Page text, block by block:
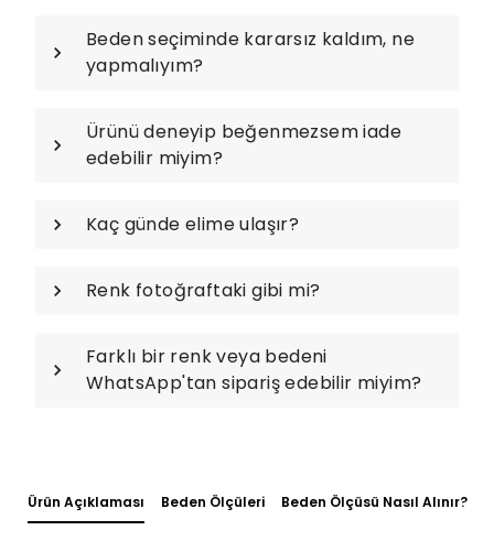
Beden seçiminde kararsız kaldım, ne
yapmalıyım?
Ürünü deneyip beğenmezsem iade
edebilir miyim?
Kaç günde elime ulaşır?
Renk fotoğraftaki gibi mi?
Farklı bir renk veya bedeni
WhatsApp'tan sipariş edebilir miyim?
Ürün Açıklaması Beden Ölçüleri Beden Ölçüsü Nasıl Alınır?